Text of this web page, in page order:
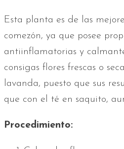
Esta planta es de las
comezón, ya que posee
antiinflamatorias y
consigas flores frescas o
lavanda, puesto que sus
que con el té en saquito,
Procedimiento: